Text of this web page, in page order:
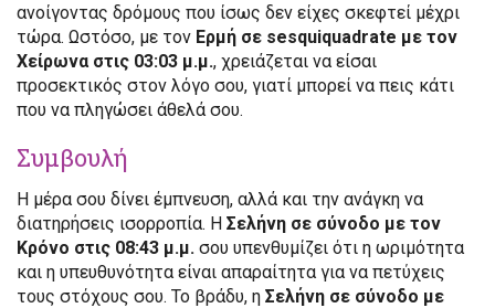
ανοίγοντας δρόμους που ίσως δεν είχες σκεφτεί μέχρι
τώρα. Ωστόσο, με τον Ερμή σε sesquiquadrate με τον
Χείρωνα στις 03:03 μ.μ., χρειάζεται να είσαι
προσεκτικός στον λόγο σου, γιατί μπορεί να πεις κάτι
που να πληγώσει άθελά σου.
Συμβουλή
Η μέρα σου δίνει έμπνευση, αλλά και την ανάγκη να
διατηρήσεις ισορροπία. Η Σελήνη σε σύνοδο με τον
Κρόνο στις 08:43 μ.μ. σου υπενθυμίζει ότι η ωριμότητα
και η υπευθυνότητα είναι απαραίτητα για να πετύχεις
τους στόχους σου. Το βράδυ, η Σελήνη σε σύνοδο με